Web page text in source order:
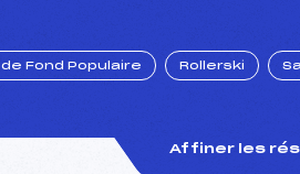
de Fond Populaire Rollerski
Affiner les